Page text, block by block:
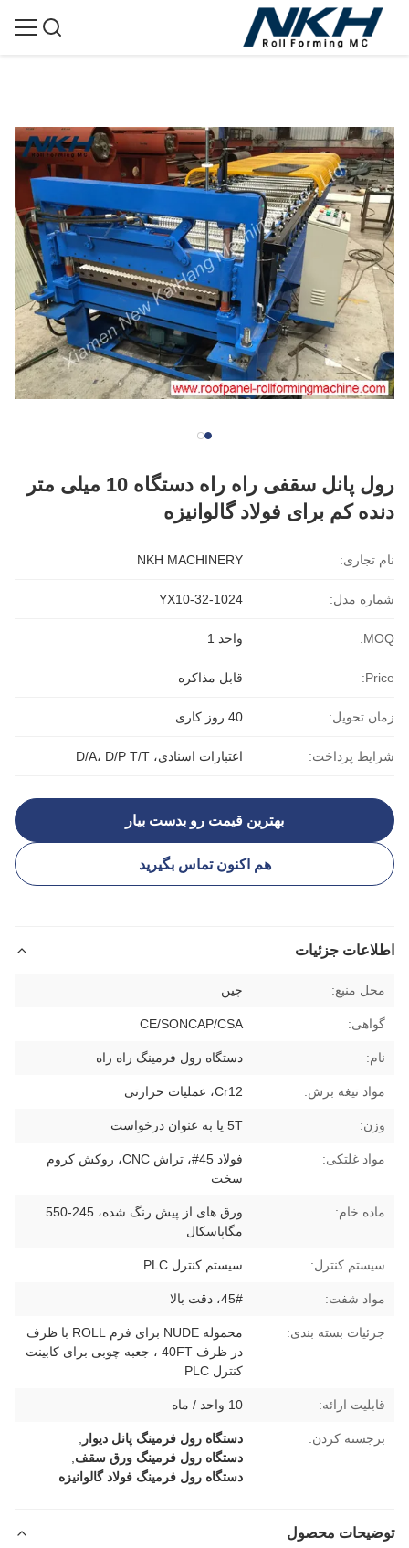
رول پانل سقفی راه راه دستگاه 10 میلی متر
دنده کم برای فولاد گالوانیزه
نام تجاری: NKH MACHINERY
شماره مدل: YX10-32-1024
MOQ: واحد 1
Price: قابل مذاکره
زمان تحویل: 40 روز کاری
شرایط پرداخت: اعتبارات اسنادی، D/A، D/P T/T
بهترین قیمت رو بدست بیار
هم اکنون تماس بگیرید
اطلاعات جزئیات
محل منبع: چين
گواهی: CE/SONCAP/CSA
نام: دستگاه رول فرمینگ راه راه
مواد تیغه برش: Cr12، عملیات حرارتی
وزن: 5T یا به عنوان درخواست
مواد غلتکی:
فولاد 45#، تراش CNC، روکش کروم
سخت
ماده خام:
ورق های از پیش رنگ شده، 245-550
مگاپاسکال
سیستم کنترل: سیستم کنترل PLC
مواد شفت: 45#، دقت بالا
جزئیات بسته بندی:
محموله NUDE برای فرم ROLL با ظرف
در ظرف 40FT ، جعبه چوبی برای کابینت
کنترل PLC
قابلیت ارائه: 10 واحد / ماه
برجسته کردن: دستگاه رول فرمینگ پانل دیوار
دستگاه رول فرمینگ ورق سقف
دستگاه رول فرمینگ فولاد گالوانیزه
توضیحات محصول